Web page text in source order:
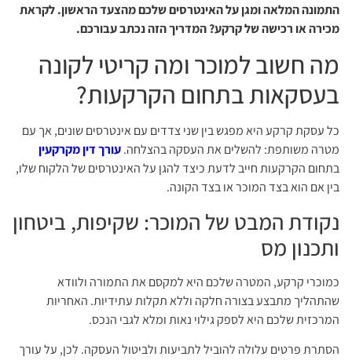
התמונה המלאה ומגן על האינטרסים שלכם מהצעד הראשון. לקראת
מכירה או רכישה של קרקע? המדריך הזה נכתב עבורכם.
מה חשוב למוכר ומה קריטי לקונה
בעסקאות בתחום הקרקעות?
כל עסקת קרקע היא מפגש בין שני צדדים עם אינטרסים שונים, אך עם
מטרה משותפת: להשלים את העסקה בהצלחה.עורך דין מקרקעין
בתחום הקרקעות חייב לדעת כיצד להגן על האינטרסים של הלקוח שלו,
בין אם הוא בצד המוכר או בצד הקונה.
נקודת המבט של המוכר: שקיפות, ביטחון
ותכנון מס
כמוכרי קרקע, המטרה שלכם היא למקסם את התמורה ולוודא
שהתהליך מתבצע בצורה חלקה וללא תקלות עתידיות. האחריות
המרכזית שלכם היא לספק גילוי נאות ומלא לגבי הנכס.
הסתרת פרטים עלולה להוביל לתביעות ולביטול העסקה. לכן, על עורך